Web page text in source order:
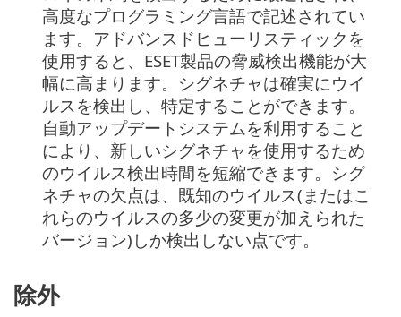
高度なプログラミング言語で記述されてい
ます。アドバンスドヒューリスティックを
使用すると、ESET製品の脅威検出機能が大
幅に高まります。シグネチャは確実にウイ
ルスを検出し、特定することができます。
自動アップデートシステムを利用すること
により、新しいシグネチャを使用するため
のウイルス検出時間を短縮できます。シグ
ネチャの欠点は、既知のウイルス(またはこ
れらのウイルスの多少の変更が加えられた
バージョン)しか検出しない点です。
除外